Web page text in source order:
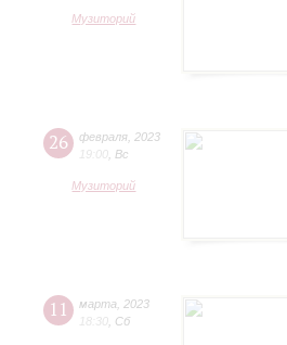
Музиторий
26 февраля 2023
19:00 Вс
Музиторий
11 марта
2023
18:30 Сб